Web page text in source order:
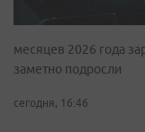
месяцев 2026 года
заметно подросли
сегодня, 16:46